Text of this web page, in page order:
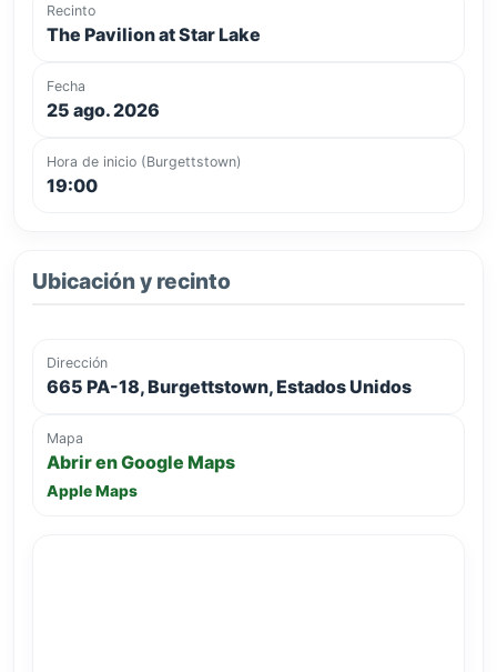
Recinto
The Pavilion at Star Lake
Fecha
25 ago. 2026
Hora de inicio (Burgettstown)
19:00
Ubicación y recinto
Dirección
665 PA-18, Burgettstown, Estados Unidos
Mapa
Abrir en Google Maps
Apple Maps